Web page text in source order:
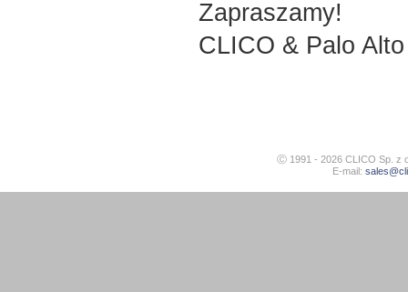
Zapraszamy!
CLICO & Palo
Ⓒ 1991 - 2026 CLICO Sp. z
E-mail: